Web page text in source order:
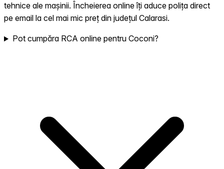
tehnice ale mașinii. Încheierea online îți aduce polița direct
pe email la cel mai mic preț din județul Calarasi.
Pot cumpăra RCA online pentru Coconi?